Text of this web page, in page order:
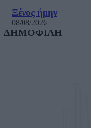
Ξένος ήμην
08/08/2026
ΔΗΜΟΦΙΛΗ